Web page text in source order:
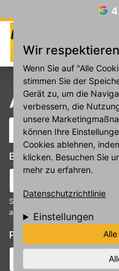
Wir
Wenn Sie auf "Alle
stimmen Sie der
Gerät zu, um die
verbessern, die
unsere
können Ihre
Cookies ablehnen,
klicken. Besuchen Sie
mehr zu erfahren.
Datenschutzrichtlinie
Einstellungen
Haupt-
Anmelden(aktiver
Benutzername oder E-
Sie können sich mit Ihrem
anmelden.
Passwort